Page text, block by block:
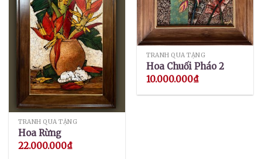
TRANH QUÀ TẶNG
Hoa Rừng
22.000.000₫
TRANH QUÀ TẶNG
Hoa Chuối Pháo 2
10.000.000₫